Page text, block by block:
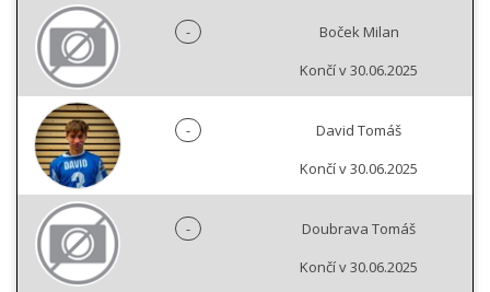
-
Boček Milan
Končí v 30.06.2025
-
David Tomáš
Končí v 30.06.2025
-
Doubrava Tomáš
Končí v 30.06.2025